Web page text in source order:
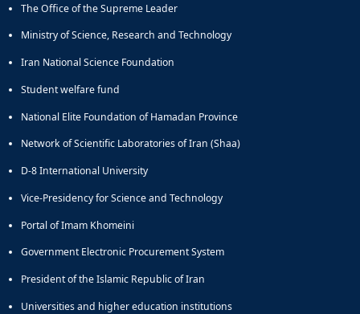
The Office of the Supreme Leader
Ministry of Science, Research and Technology
Iran National Science Foundation
Student welfare fund
National Elite Foundation of Hamadan Province
Network of Scientific Laboratories of Iran (Shaa)
D-8 International University
Vice-Presidency for Science and Technology
Portal of Imam Khomeini
Government Electronic Procurement System
President of the Islamic Republic of Iran
Universities and higher education institutions